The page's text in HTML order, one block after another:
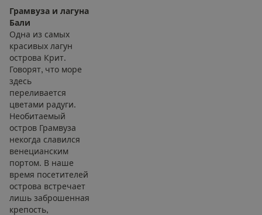
Грамвуза и лагуна
Бали
Одна из самых
красивых лагун
острова Крит.
Говорят, что море
здесь
переливается
цветами радуги.
Необитаемый
остров Грамвуза
некогда славился
венецианским
портом. В наше
время посетителей
острова встречает
лишь заброшенная
крепость,